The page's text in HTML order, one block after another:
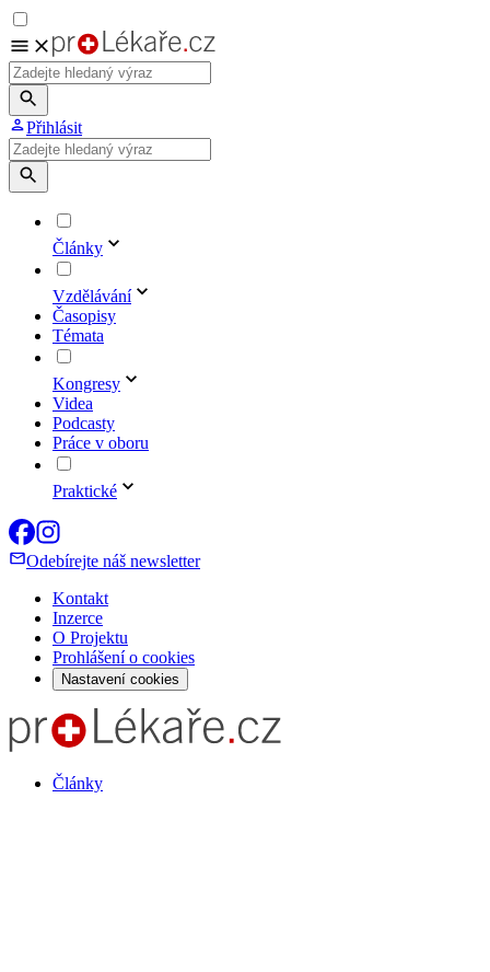
Přihlásit
Články
Vzdělávání
Časopisy
Témata
Kongresy
Videa
Podcasty
Práce v oboru
Praktické
Odebírejte náš newsletter
Kontakt
Inzerce
O Projektu
Prohlášení o cookies
Nastavení cookies
Články